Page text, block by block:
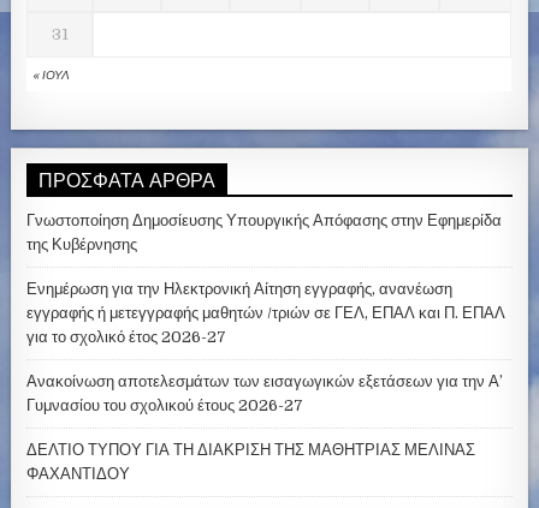
« ΙΟΎΛ
31
ΠΡΌΣΦΑΤΑ ΆΡΘΡΑ
Γνωστοποίηση Δημοσίευσης Υπουργικής Απόφασης στην Εφημερίδα
της Κυβέρνησης
Ενημέρωση για την Ηλεκτρονική Αίτηση εγγραφής, ανανέωση
εγγραφής ή μετεγγραφής μαθητών /τριών σε ΓΕΛ, ΕΠΑΛ και Π. ΕΠΑΛ
για το σχολικό έτος 2026-27
Ανακοίνωση αποτελεσμάτων των εισαγωγικών εξετάσεων για την Α’
Γυμνασίου του σχολικού έτους 2026-27
ΔΕΛΤΙΟ ΤΥΠΟΥ ΓΙΑ ΤΗ ΔΙΑΚΡΙΣΗ ΤΗΣ ΜΑΘΗΤΡΙΑΣ ΜΕΛΙΝΑΣ
ΦΑΧΑΝΤΙΔΟΥ